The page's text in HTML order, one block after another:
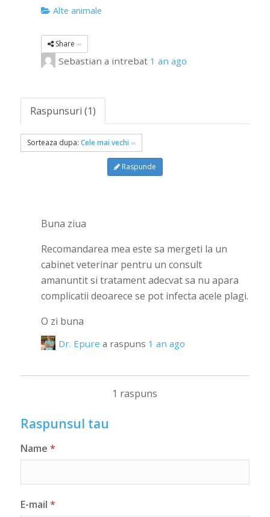
Alte animale
Share
Sebastian a intrebat 1 an ago
Raspunsuri (1)
Sorteaza dupa: Cele mai vechi
Raspunde
Buna ziua
Recomandarea mea este sa mergeti la un
cabinet veterinar pentru un consult
amanuntit si tratament adecvat sa nu apara
complicatii deoarece se pot infecta acele plagi.
O zi buna
Dr. Epure a raspuns 1 an ago
1 raspuns
Raspunsul tau
Name *
E-mail *